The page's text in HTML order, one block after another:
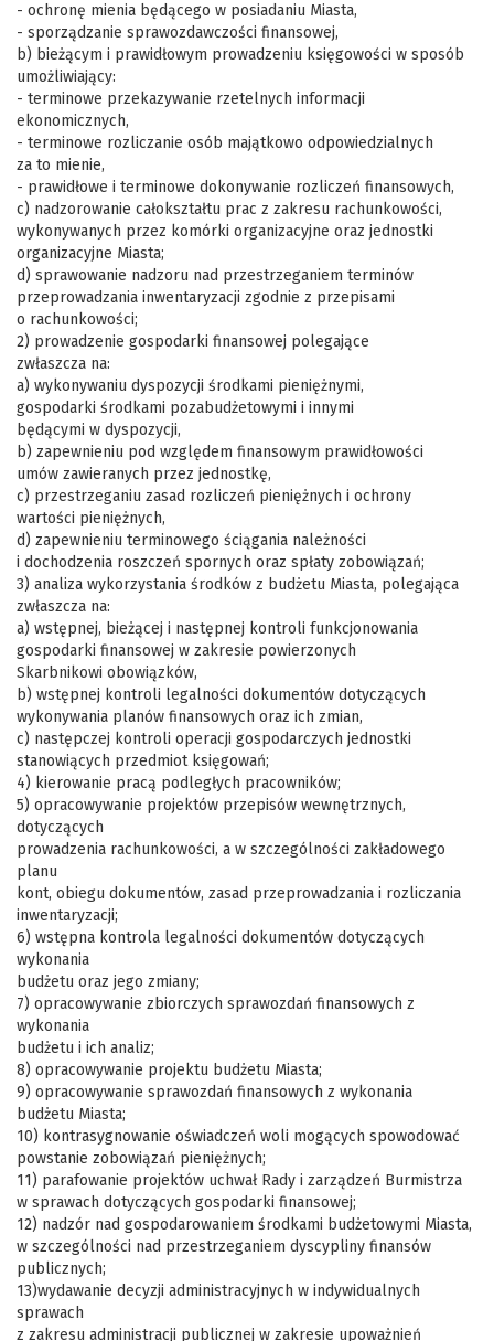
- ochronę mienia będącego w posiadaniu Miasta,
- sporządzanie sprawozdawczości finansowej,
b) bieżącym i prawidłowym prowadzeniu księgowości w sposób
umożliwiający:
- terminowe przekazywanie rzetelnych informacji
ekonomicznych,
- terminowe rozliczanie osób majątkowo odpowiedzialnych
za to mienie,
- prawidłowe i terminowe dokonywanie rozliczeń finansowych,
c) nadzorowanie całokształtu prac z zakresu rachunkowości,
wykonywanych przez komórki organizacyjne oraz jednostki
organizacyjne Miasta;
d) sprawowanie nadzoru nad przestrzeganiem terminów
przeprowadzania inwentaryzacji zgodnie z przepisami
o rachunkowości;
2) prowadzenie gospodarki finansowej polegające
zwłaszcza na:
a) wykonywaniu dyspozycji środkami pieniężnymi,
gospodarki środkami pozabudżetowymi i innymi
będącymi w dyspozycji,
b) zapewnieniu pod względem finansowym prawidłowości
umów zawieranych przez jednostkę,
c) przestrzeganiu zasad rozliczeń pieniężnych i ochrony
wartości pieniężnych,
d) zapewnieniu terminowego ściągania należności
i dochodzenia roszczeń spornych oraz spłaty zobowiązań;
3) analiza wykorzystania środków z budżetu Miasta, polegająca
zwłaszcza na:
a) wstępnej, bieżącej i następnej kontroli funkcjonowania
gospodarki finansowej w zakresie powierzonych
Skarbnikowi obowiązków,
b) wstępnej kontroli legalności dokumentów dotyczących
wykonywania planów finansowych oraz ich zmian,
c) następczej kontroli operacji gospodarczych jednostki
stanowiących przedmiot księgowań;
4) kierowanie pracą podległych pracowników;
5) opracowywanie projektów przepisów wewnętrznych,
dotyczących
prowadzenia rachunkowości, a w szczególności zakładowego
planu
kont, obiegu dokumentów, zasad przeprowadzania i rozliczania
inwentaryzacji;
6) wstępna kontrola legalności dokumentów dotyczących
wykonania
budżetu oraz jego zmiany;
7) opracowywanie zbiorczych sprawozdań finansowych z
wykonania
budżetu i ich analiz;
8) opracowywanie projektu budżetu Miasta;
9) opracowywanie sprawozdań finansowych z wykonania
budżetu Miasta;
10) kontrasygnowanie oświadczeń woli mogących spowodować
powstanie zobowiązań pieniężnych;
11) parafowanie projektów uchwał Rady i zarządzeń Burmistrza
w sprawach dotyczących gospodarki finansowej;
12) nadzór nad gospodarowaniem środkami budżetowymi Miasta,
w szczególności nad przestrzeganiem dyscypliny finansów
publicznych;
13)wydawanie decyzji administracyjnych w indywidualnych
sprawach
z zakresu administracji publicznej w zakresie upoważnień